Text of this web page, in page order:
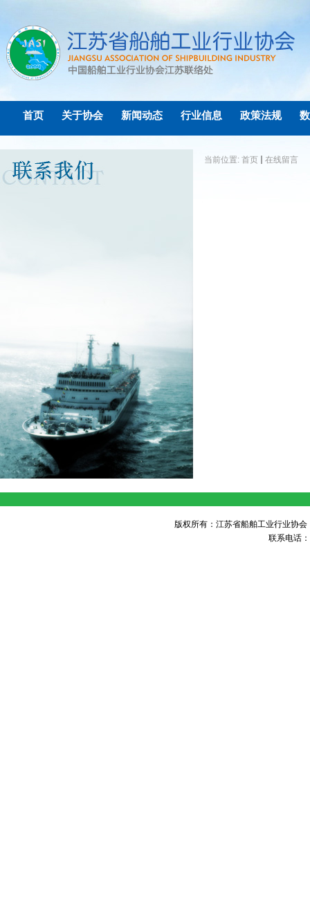
首页 关于协会 新闻动态 行业信息 政策法规
当前位置: 首页 在线留言
版权所有：江苏省船舶工业行业协
联系电话